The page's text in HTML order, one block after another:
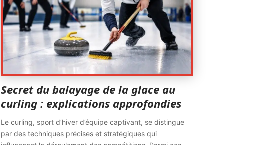
Secret du balayage de la glace au
curling : explications approfondies
Le curling, sport d’hiver d’équipe captivant, se distingue
par des techniques précises et stratégiques qui